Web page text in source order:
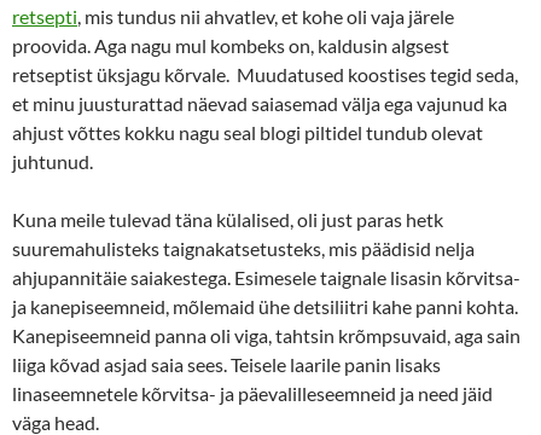
retsepti, mis tundus nii ahvatlev, et kohe oli vaja järele
proovida. Aga nagu mul kombeks on, kaldusin algsest
retseptist üksjagu kõrvale. Muudatused koostises tegid seda,
et minu juusturattad näevad saiasemad välja ega vajunud ka
ahjust võttes kokku nagu seal blogi piltidel tundub olevat
juhtunud.
Kuna meile tulevad täna külalised, oli just paras hetk
suuremahulisteks taignakatsetusteks, mis päädisid nelja
ahjupannitäie saiakestega. Esimesele taignale lisasin kõrvitsa-
ja kanepiseemneid, mõlemaid ühe detsiliitri kahe panni kohta.
Kanepiseemneid panna oli viga, tahtsin krõmpsuvaid, aga sain
liiga kõvad asjad saia sees. Teisele laarile panin lisaks
linaseemnetele kõrvitsa- ja päevalilleseemneid ja need jäid
väga head.